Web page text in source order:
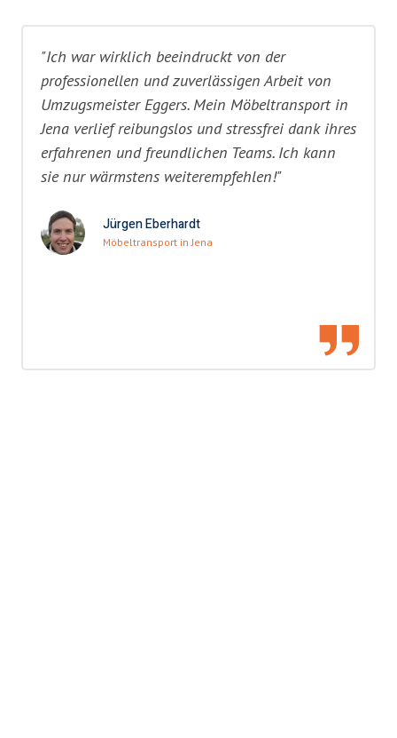
"Ich war wirklich beeindruckt von der
professionellen und zuverlässigen Arbeit von
Umzugsmeister Eggers. Mein Möbeltransport in
Jena verlief reibungslos und stressfrei dank ihres
erfahrenen und freundlichen Teams. Ich kann
sie nur wärmstens weiterempfehlen!"
Jürgen Eberhardt
Möbeltransport in Jena